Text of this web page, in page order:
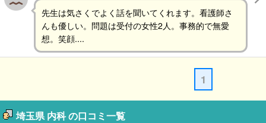
先生は気さくでよく話を聞いてくれます。看護師さ
んも優しい。問題は受付の女性2人。事務的で無愛
想。笑顔....
1
埼玉県 内科 の口コミ一覧